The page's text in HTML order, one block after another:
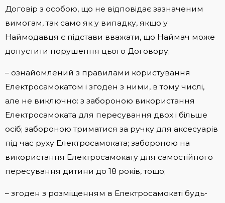
Договір з особою, що не відповідає зазначеним
вимогам, так само як у випадку, якщо у
Наймодавця є підстави вважати, що Наймач може
допустити порушення цього Договору;
– ознайомлений з правилами користування
Електросамокатом і згоден з ними, в тому числі,
але не виключно: з забороною використання
Електросамоката для пересування двох і більше
осіб; забороною триматися за ручку для аксесуарів
під час руху Електросамоката; забороною на
використання Електросамокату для самостійного
пересування дитини до 18 років, тощо;
– згоден з розміщенням в Електросамокаті будь-